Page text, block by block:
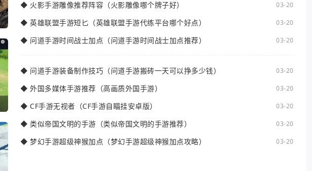
◆ 火影手游雕像推荐阵容（火影雕像哪个牌子好） 03-20
◆ 英雄联盟手游短匕（英雄联盟手游代练平台哪个好点） 03-20
◆ 问道手游时间战士加点（问道手游时间战士加点推荐） 03-20
◆ 问道手游装备制作技巧（问道手游搬砖一天可以挣多少钱） 03-20
◆ 外国多媒体手游推荐（高画质外国手游） 03-20
◆ CF手游无视者（CF手游自瞄挂安卓版） 03-20
◆ 类似帝国文明的手游（类似帝国文明的手游推荐） 03-20
◆ 梦幻手游超级神猴加点（梦幻手游超级神猴加点攻略） 03-20